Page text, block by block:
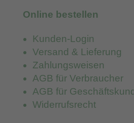
Online bestellen
Kunden-Login
Versand & Lieferung
Zahlungsweisen
AGB für Verbraucher
AGB für
Widerrufsrecht